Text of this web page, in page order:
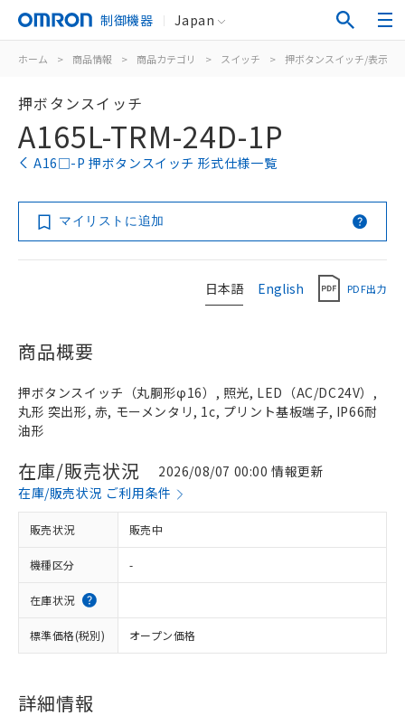
制御機器 Japan
ホーム > 商品情報 > 商品カテゴリ > スイッチ > 押ボタンスイッチ/表示灯
押ボタンスイッチ
A165L-TRM-24D-1P
A16□-P 押ボタンスイッチ 形式仕様一覧
マイリストに追加
日本語 English PDF出力
商品概要
押ボタンスイッチ（丸胴形φ16）, 照光, LED（AC/DC24V）,
丸形 突出形, 赤, モーメンタリ, 1c, プリント基板端子, IP66耐
油形
在庫/販売状況
2026/08/07 00:00 情報更新
在庫/販売状況 ご利用条件
販売状況 販売中
機種区分 -
在庫状況
標準価格(税別) オープン価格
詳細情報